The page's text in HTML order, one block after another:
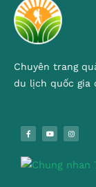
Chuyên trang
du lịch quốc gia